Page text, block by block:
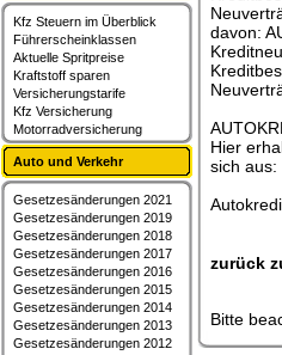
davon:
Hier
sich aus:
zurück
Bitte
Kfz Steuern im Überblick
Führerscheinklassen
Aktuelle Spritpreise
Kraftstoff sparen
Versicherungstarife
Kfz Versicherung
Motorradversicherung
Auto und Verkehr
Gesetzesänderungen 2021
Gesetzesänderungen 2019
Gesetzesänderungen 2018
Gesetzesänderungen 2017
Gesetzesänderungen 2016
Gesetzesänderungen 2015
Gesetzesänderungen 2014
Gesetzesänderungen 2013
Gesetzesänderungen 2012